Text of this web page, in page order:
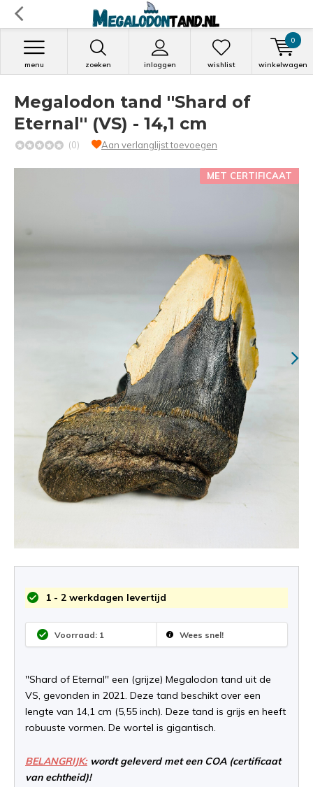
zoeken inloggen
menu wishlist winkelwagen
0
Megalodon tand ''Shard of
Eternal'' (VS) - 14,1 cm
(0) Aan verlanglijst toevoegen
MET CERTIFICAAT
1 - 2 werkdagen levertijd
Voorraad: 1 Wees snel!
''Shard of Eternal'' een (grijze) Megalodon tand uit de
VS, gevonden in 2021. Deze tand beschikt over een
lengte van 14,1 cm (5,55 inch). Deze tand is grijs en heeft
robuuste vormen. De wortel is gigantisch.
BELANGRIJK:wordt geleverd met een COA (certificaat
van echtheid)!